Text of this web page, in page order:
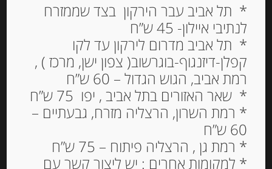
פגוטיני במילוי שפק
* תל אביב עבר הירקון בצד שממזרח
לנתיבי איילון- 45 ש”ח
* תל אביב מדרום לירקון עד לקו
קפלן-דיזנגוף-בוגרשוב( צפון ישן, מרכז ) ,
רמת אביב, הגוש הגדול – 60 ש”ח
* שאר האזורים בתל אביב , יפו 75 ש”ח
* רמת השרון, הרצליה מזרח, גבעתיים –
60 ש”ח
* רמת גן , הרצליה פיתוח – 75 ש”ח
* למקומות אחרים : יש ליצור קשר עם